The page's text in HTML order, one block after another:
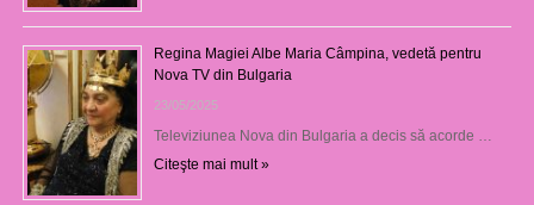
Regina Magiei Albe Maria Câmpina, vedetă pentru
Nova TV din Bulgaria
23/05/2025
Televiziunea Nova din Bulgaria a decis să acorde …
Citeşte mai mult »